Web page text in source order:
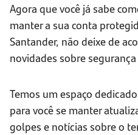
Agora que você já sabe
manter a sua conta
Santander, não deixe de
novidades sobre
Temos um espaço
para você se manter
golpes e notícias sobre o